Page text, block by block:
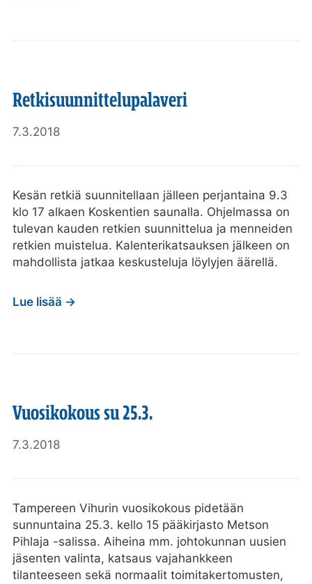
Retkisuunnittelupalaveri
7.3.2018
Kesän retkiä suunnitellaan jälleen perjantaina 9.3
klo 17 alkaen Koskentien saunalla. Ohjelmassa on
tulevan kauden retkien suunnittelua ja menneiden
retkien muistelua. Kalenterikatsauksen jälkeen on
mahdollista jatkaa keskusteluja löylyjen äärellä.
Lue lisää →
Vuosikokous su 25.3.
7.3.2018
Tampereen Vihurin vuosikokous pidetään
sunnuntaina 25.3. kello 15 pääkirjasto Metson
Pihlaja -salissa. Aiheina mm. johtokunnan uusien
jäsenten valinta, katsaus vajahankkeen
tilanteeseen sekä normaalit toimitakertomusten,